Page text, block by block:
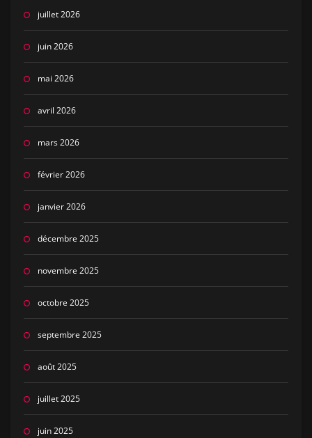
juillet 2026
juin 2026
mai 2026
avril 2026
mars 2026
février 2026
janvier 2026
décembre 2025
novembre 2025
octobre 2025
septembre 2025
août 2025
juillet 2025
juin 2025